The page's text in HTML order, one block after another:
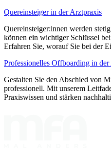
Quereinsteiger in der Arztpraxis
Quereinsteiger:innen werden
können ein wichtiger Schlüssel
Erfahren Sie, worauf Sie bei der
Professionelles Offboarding in
Gestalten Sie den Abschied von
professionell. Mit unserem
Praxiswissen und stärken